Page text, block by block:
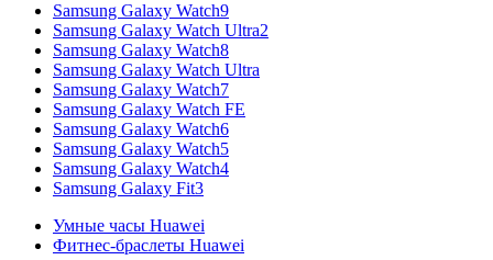
Samsung Galaxy Watch9
Samsung Galaxy Watch Ultra2
Samsung Galaxy Watch8
Samsung Galaxy Watch Ultra
Samsung Galaxy Watch7
Samsung Galaxy Watch FE
Samsung Galaxy Watch6
Samsung Galaxy Watch5
Samsung Galaxy Watch4
Samsung Galaxy Fit3
Умные часы Huawei
Фитнес-браслеты Huawei